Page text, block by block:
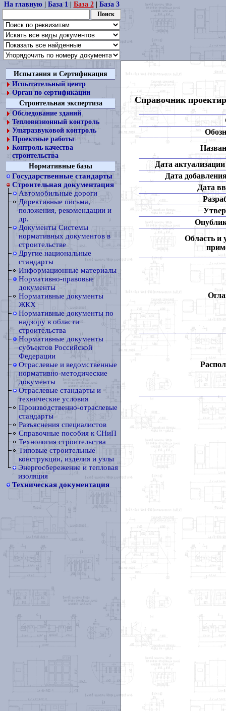
На главную| База 1| База 2| База 3
Испытания и Сертификация
Испытательный центр
Орган по сертификации
Строительная экспертиза
Обследование зданий
Тепловизионный контроль
Ультразвуковой контроль
Проектные работы
Контроль качества
строительства
Нормативные базы
Государственные стандарты
Строительная документация
Автомобильные дороги
Директивные письма,
положения, рекомендации и
др.
Документы Системы
нормативных документов в
строительстве
Другие национальные
стандарты
Информационные материалы
Нормативно-правовые
документы
Нормативные документы
ЖКХ
Нормативные документы по
надзору в области
строительства
Нормативные документы
субъектов Российской
Федерации
Отраслевые и ведомственные
нормативно-методические
документы
Отраслевые стандарты и
технические условия
Производственно-отраслевые
стандарты
Разъяснения специалистов
Справочные пособия к СНиП
Технология строительства
Типовые строительные
конструкции, изделия и узлы
Энергосбережение и тепловая
изоляция
Техническая документация
Справочник
Дата
Дата
Дата
Область и